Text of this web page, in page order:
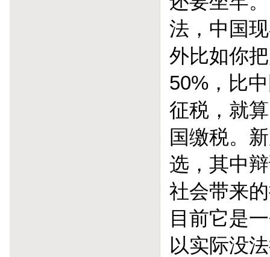
法，中国
外比如你
50%，比
征税，就
国缴税。
选，其中
社会带来
目前它是
以实际没